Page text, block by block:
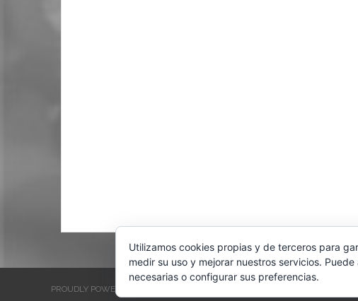
PROUDLY POWERED BY WORDPRESS
Utilizamos cookies propias y de terceros para
medir su uso y mejorar nuestros servicios.
necesarias o configurar sus preferencias.